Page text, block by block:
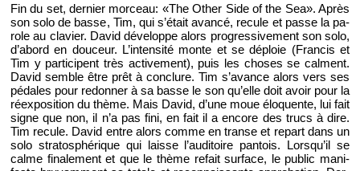
Fin du set, der­nier mor­ceau: «The Other Side of the Sea». Après
son solo de basse, Tim, qui s’était avancé, re­cule et passe la pa­
role au cla­vier. David dé­ve­loppe alors pro­gres­si­ve­ment son solo,
d’abord en dou­ceur. L’in­ten­sité monte et se dé­ploie (Fran­cis et
Tim y par­ti­cipent très ac­ti­ve­ment), puis les choses se calment.
David semble être prêt à conclure. Tim s’avance alors vers ses
pé­dales pour re­don­ner à sa basse le son qu’elle doit avoir pour la
ré­ex­po­si­tion du thème. Mais David, d’une moue élo­quente, lui fait
signe que non, il n’a pas fini, en fait il a en­core des trucs à dire.
Tim re­cule. David entre alors comme en transe et re­part dans un
solo stra­to­sphé­rique qui laisse l’au­di­toire pan­tois. Lors­qu’il se
calme fi­na­le­ment et que le thème re­fait sur­face, le pu­blic ma­ni­